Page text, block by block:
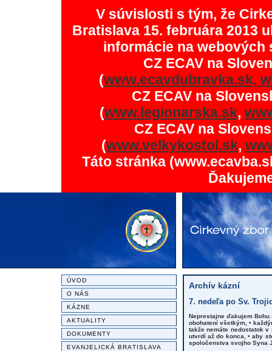
V súvislosti s tým, že
Bratislava 15. februára 2013
informácie na
CZ ECAV na
(www.ecavdubravka.sk,
CZ ECAV na
(www.legionarska.sk,
CZ ECAV na
(www.velkykostol.sk,
Táto stránka
ÚVOD
O NÁS
KÁZNE
AKTUALITY
DOKUMENTY
EVANJELICKÁ BRATISLAVA
Archív kázní
7. nedeľa po Sv.
Neprestajne ďakujem
obohatení všetkým, •
takže nemáte nedostatok
utvrdí až do konca, • aby
spoločenstva svojho Syna